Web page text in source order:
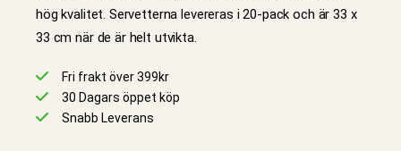
hög kvalitet. Servetterna levereras i 20-pack och är 33 x
33 cm när de är helt utvikta.
Fri frakt över 399kr
30 Dagars öppet köp
Snabb Leverans